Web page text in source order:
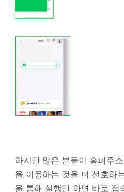
하지만 많은 분들이 홈피주
을 이용하는 것을 더 선호하
을 통해 실행만 하면 바로 접